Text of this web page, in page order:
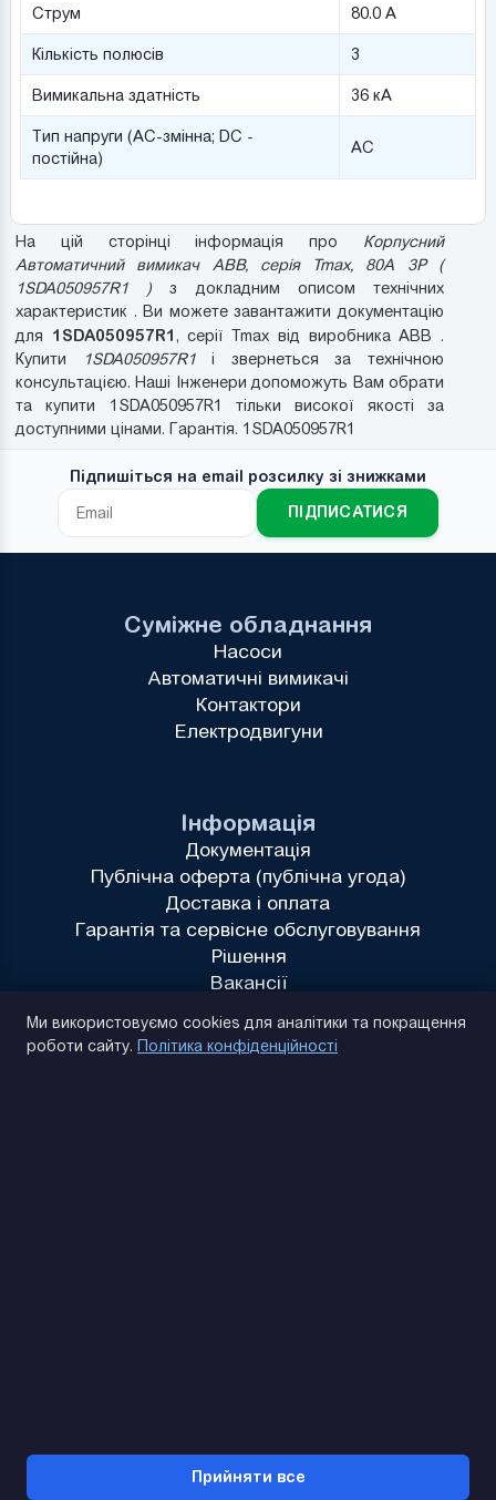
Струм 80.0 А
Кількість полюсів 3
Вимикальна здатність 36 кА
Тип напруги (AC-змінна; DC -
постійна)
AC
На цій сторінці інформація про Корпусний
Автоматичний вимикач ABB, серія Tmax, 80A 3P (
1SDA050957R1 ) з докладним описом технічних
характеристик . Ви можете завантажити документацію
для 1SDA050957R1 , серії Tmax від виробника ABB .
Купити
1SDA050957R1і звернеться за технічною
консультацією. Наші Інженери допоможуть Вам обрати
та купити 1SDA050957R1 тільки високої якості за
доступними цінами. Гарантія. 1SDA050957R1
Підпишіться на email розсилку зі знижками
ПІДПИСАТИСЯ
Інформація
Документація
Публічна оферта (публічна угода)
Доставка і оплата
Гарантія та сервісне обслуговування
Рішення
Вакансії
Суміжне обладнання
Насоси
Автоматичні вимикачі
Контактори
Електродвигуни
Ми використовуємо cookies для аналітики та покращення
роботи сайту. Політика конфіденційності
Прийняти все